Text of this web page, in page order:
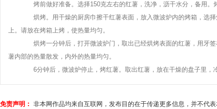
烤前做好准备。选择150克左右的红薯，洗净，沥干水分，备用。
烘烤。用干燥的厨房巾擦干红薯表面，放入微波炉内的烤箱，选择
上。请放在烤箱上烤，使热量均匀。
烘烤一分钟后，打开微波炉门，取出已经烘烤表面的红薯，用牙签
薯内部的热量散发，内外的热量均匀。
6分钟后，微波炉停止，烤红薯。取出红薯，放在干燥的盘子里，
免责声明： 非本网作品均来自互联网，发布目的在于传递更多信息，并不代